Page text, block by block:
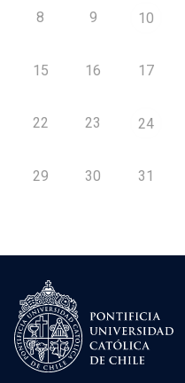
8 9 10
15 16 17
22 23 24
29 30 31